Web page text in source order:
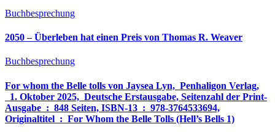
Buchbesprechung
2050 – Überleben hat einen Preis von Thomas R. Weaver
Buchbesprechung
For whom the Belle tolls von Jaysea Lyn, ‎ Penhaligon Verlag,
‎ 1. Oktober 2025, ‎ Deutsche Erstausgabe, Seitenzahl der Print-
Ausgabe ‏ : ‎ 848 Seiten, ISBN-13 ‏ : ‎ 978-3764533694,
Originaltitel ‏ : ‎ For Whom the Belle Tolls (Hell’s Bells 1)